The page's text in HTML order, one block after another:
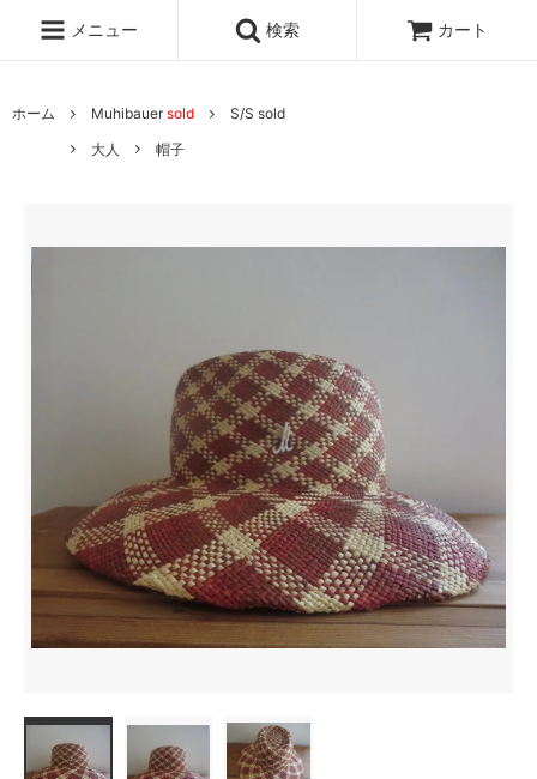
メニュー 検索 カート
ホーム Muhibauersold
S/S sold
大人
帽子